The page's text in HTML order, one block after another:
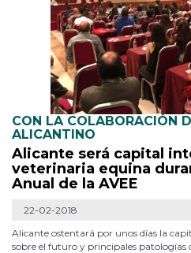
CON LA COLABORACIÓN
ALICANTINO
Alicante será capital
veterinaria equina
Anual de la AVEE
22-02-2018
Alicante ostentará por unos días la
sobre el futuro y principales patologías